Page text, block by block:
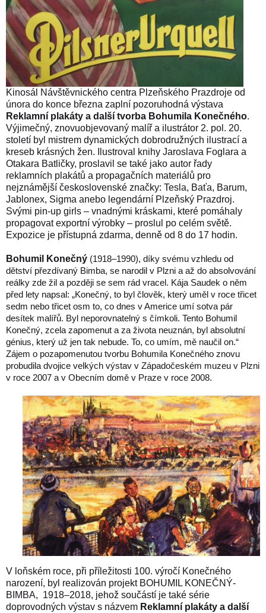
Kinosál Návštěvnického centra Plzeňského Prazdroje od
února do konce března zaplní pozoruhodná výstava
Reklamní plakáty a další tvorba Bohumila Konečného.
Výjimečný, znovuobjevovaný malíř a ilustrátor 2. pol. 20.
století byl mistrem dynamických dobrodružných ilustrací a
kreseb krásných žen. Ilustroval knihy Jaroslava Foglara a
Otakara Batličky, proslavil se také jako autor řady
reklamních plakátů a propagačních materiálů pro
nejznámější československé značky: Tesla, Baťa, Barum,
Jablonex, Sigma anebo legendární Plzeňský Prazdroj.
Svými pin-up girls – vnadnými kráskami, které pomáhaly
propagovat exportní výrobky – proslul po celém světě.
Expozice je přístupná zdarma, denně od 8 do 17 hodin.
Bohumil Konečný (1918–1990), díky svému vzhledu od
dětství přezdívaný Bimba, se narodil v Plzni a až do absolvování
reálky zde žil a později se sem rád vracel. Kája Saudek o něm
před lety napsal: „Konečný, to byl člověk, který uměl v roce třicet
sedm nebo třicet osm to, co dnes v Americe umí sotva pár
desítek malířů. Byl neporovnatelný s čímkoli. Tento Bohumil
Konečný, zcela zapomenut a za života neuznán, byl absolutní
génius, který už jen tak nebude. To, co umím, mě naučil on.“
Zájem o pozapomenutou tvorbu Bohumila Konečného znovu
probudila dvojice velkých výstav v Západočeském muzeu v Plzni
v roce 2007 a v Obecním domě v Praze v roce 2008.
V loňském roce, při příležitosti 100. výročí Konečného
narození, byl realizován projekt BOHUMIL KONEČNÝ-
BIMBA, 1918–2018, jehož součástí je také série
doprovodných výstav s názvem Reklamní plakáty a další